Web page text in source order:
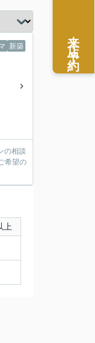
新築
の相談
上
来店予約